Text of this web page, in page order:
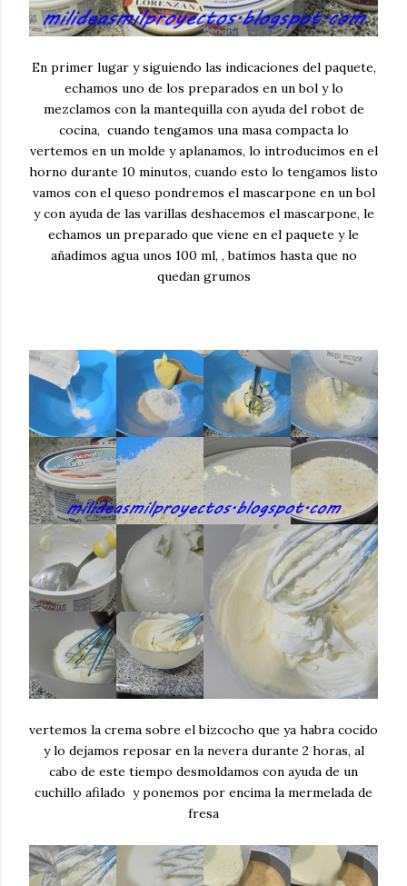
En primer lugar y siguiendo las indicaciones del paquete,
echamos uno de los preparados en un bol y lo
mezclamos con la mantequilla con ayuda del robot de
cocina, cuando tengamos una masa compacta lo
vertemos en un molde y aplanamos, lo introducimos en el
horno durante 10 minutos, cuando esto lo tengamos listo
vamos con el queso pondremos el mascarpone en un bol
y con ayuda de las varillas deshacemos el mascarpone, le
echamos un preparado que viene en el paquete y le
añadimos agua unos 100 ml, , batimos hasta que no
quedan grumos
vertemos la crema sobre el bizcocho que ya habra cocido
y lo dejamos reposar en la nevera durante 2 horas, al
cabo de este tiempo desmoldamos con ayuda de un
cuchillo afilado y ponemos por encima la mermelada de
fresa